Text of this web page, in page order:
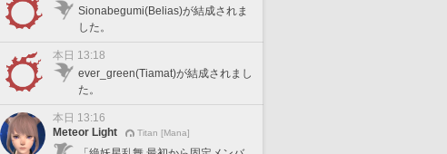
Sionabegumi(Belias)が結成されま
した。
本日 13:18
ever_green(Tiamat)が結成されまし
た。
本日 13:16
Meteor Light
Titan [Mana]